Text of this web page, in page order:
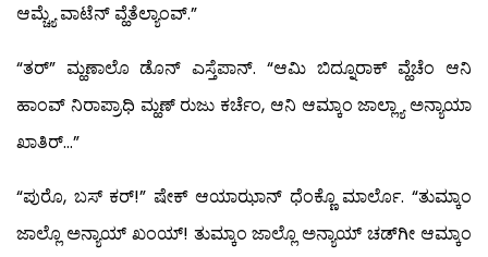
ಆಮ್ಚ್ಯೆ ವಾಟೆನ್ ವ್ಹೆತೆಲ್ಯಾಂವ್.”
“ತರ್” ಮ್ಹಣಾಲೊ ಡೊನ್ ಎಸ್ತೆಪಾನ್. “ಆಮಿ ಬಿದ್ನೂರಾಕ್ ವ್ಹೆಚೆಂ ಆನಿ
ಹಾಂವ್ ನಿರಾಪ್ರಾಧಿ ಮ್ಹಣ್ ರುಜು ಕರ್ಚೆಂ, ಆನಿ ಆಮ್ಕಾಂ ಜಾಲ್ಲ್ಯಾ ಅನ್ಯಾಯಾ
ಖಾತಿರ್…”
“ಪುರೊ, ಬಸ್ ಕರ್!” ಷೇಕ್ ಆಯಾಝಾನ್ ಧೆಂಕ್ಣೊ ಮಾರ್ಲೊ. “ತುಮ್ಕಾಂ
ಜಾಲ್ಲೊ ಅನ್ಯಾಯ್ ಖಂಯ್! ತುಮ್ಕಾಂ ಜಾಲ್ಲೊ ಅನ್ಯಾಯ್ ಚಡ್‍ಗೀ ಆಮ್ಕಾಂ